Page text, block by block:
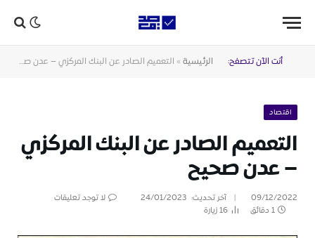
أنت الآن تتصفح: الرئيسية » التعميم الصادر عن البنك المركزي – عدن صحيح
اقتصاد
التعميم الصادر عن البنك المركزي
– عدن صحيح
09/12/2022 آخر تحديث: 24/01/2023
لا توجد تعليقات
1 دقائق
16زيارة